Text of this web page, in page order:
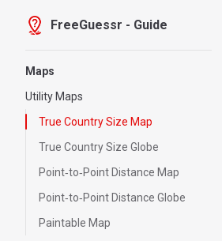
Skip to content
FreeGuessr - Guide
Maps
Utility Maps
True Country Size Map
True Country Size Globe
Point‑to‑Point Distance Map
Point‑to‑Point Distance Globe
Paintable Map